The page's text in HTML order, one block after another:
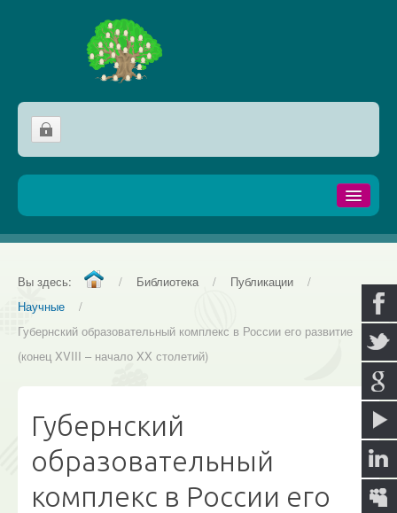
Домой
Сообщества
Генеалогия
Фамилии
Библиотека
AutorPage
Вы здесь: / Библиотека / Публикации
/
Научные
/
Губернский образовательный комплекс в России его развитие
(конец XVIII – начало XX столетий)
Губернский
образовательный
комплекс в России его